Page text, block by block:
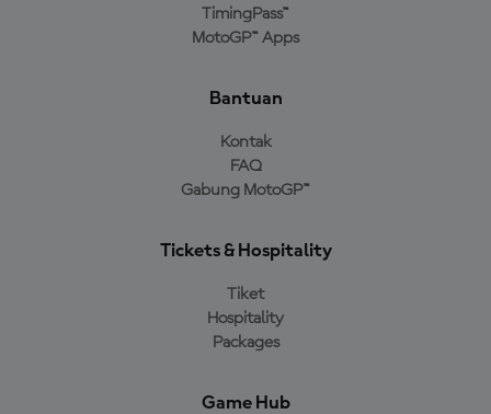
TimingPass™
MotoGP™ Apps
Bantuan
Kontak
FAQ
Gabung MotoGP™
Tickets & Hospitality
Tiket
Hospitality
Packages
Game Hub